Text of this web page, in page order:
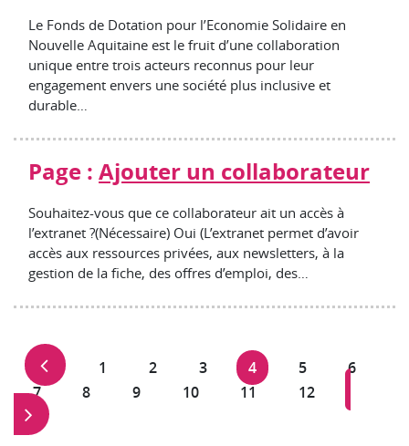
Le Fonds de Dotation pour l’Economie Solidaire en
Nouvelle Aquitaine est le fruit d’une collaboration
unique entre trois acteurs reconnus pour leur
engagement envers une société plus inclusive et
durable…
Page : Ajouter un collaborateur
Souhaitez-vous que ce collaborateur ait un accès à
l’extranet ?(Nécessaire) Oui (L’extranet permet d’avoir
accès aux ressources privées, aux newsletters, à la
gestion de la fiche, des offres d’emploi, des…
Navigation
Page précédente
Page
1 Page
2 Page
3 Page
4 Page
5 Page
6
Page
7 Page
8 Page
9 Page
10 Page
11 Page
12